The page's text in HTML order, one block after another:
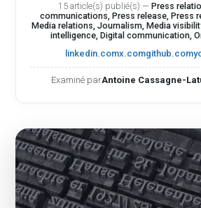
15 article(s) publié(s) — Press
communications, Press release, Press
Media relations, Journalism, Media
intelligence, Digital communication,
linkedin.comx.comgithub.com
Examiné parAntoine Cassagne-